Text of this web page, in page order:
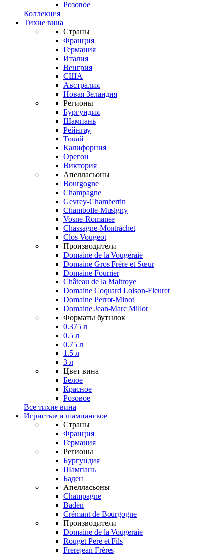
Розовое
Коллекция
Тихие вина
Страны
Франция
Германия
Италия
Венгрия
США
Австралия
Новая Зеландия
Регионы
Бургундия
Шампань
Рейнгау
Токай
Калифорния
Орегон
Виктория
Апелласьоны
Bourgogne
Champagne
Gevrey-Chambertin
Chambolle-Musigny
Vosne-Romanee
Chassagne-Montrachet
Clos Vougeot
Производители
Domaine de la Vougeraie
Domaine Gros Frère et Sœur
Domaine Fourrier
Château de la Maltroye
Domaine Coquard Loison-Fleurot
Domaine Perrot-Minot
Domaine Jean-Marc Millot
Форматы бутылок
0.375 л
0.5 л
0.75 л
1.5 л
3 л
Цвет вина
Белое
Красное
Розовое
Все тихие вина
Игристые и шампанское
Страны
Франция
Германия
Регионы
Бургундия
Шампань
Баден
Апелласьоны
Champagne
Baden
Crémant de Bourgogne
Производители
Domaine de la Vougeraie
Rouget Pere et Fils
Frerejean Frères